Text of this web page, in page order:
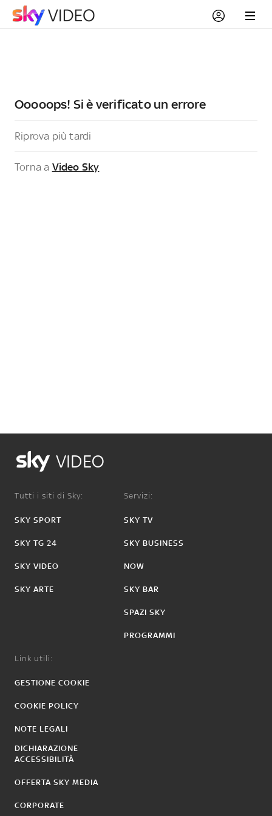
Ooooops! Si è verificato un errore
Riprova più tardi
Torna a Video Sky
VIDEO
Tutti i siti di Sky:
SKY SPORT
SKY TG 24
SKY VIDEO
SKY ARTE
Servizi:
SKY TV
SKY BUSINESS
NOW
SKY BAR
SPAZI SKY
PROGRAMMI
Link utili:
GESTIONE COOKIE
COOKIE POLICY
NOTE LEGALI
DICHIARAZIONE
ACCESSIBILITÀ
OFFERTA SKY MEDIA
CORPORATE